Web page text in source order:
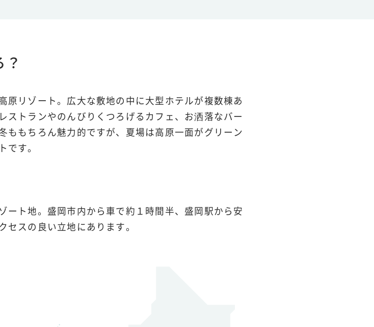
原リゾート。広大な敷地の中に大型ホテルが複数棟あ
ストランやのんびりくつろげるカフェ、お洒落なバー
ももちろん魅力的ですが、夏場は高原一面がグリーン
す。
ート地。盛岡市内から車で約１時間半、盛岡駅から安
スの良い立地にあります。